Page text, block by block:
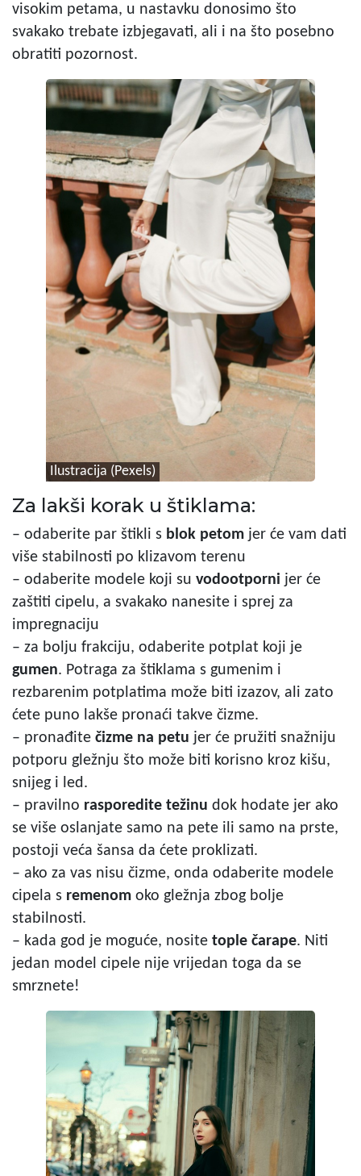
visokim petama, u nastavku donosimo što
svakako trebate izbjegavati, ali i na što posebno
obratiti pozornost.
Ilustracija (Pexels)
Za lakši korak u štiklama:
– odaberite par štikli s blok petom jer će vam dati
više stabilnosti po klizavom terenu
– odaberite modele koji su vodootporni jer će
zaštiti cipelu, a svakako nanesite i sprej za
impregnaciju
– za bolju frakciju, odaberite potplat koji je
gumen. Potraga za štiklama s gumenim i
rezbarenim potplatima može biti izazov, ali zato
ćete puno lakše pronaći takve čizme.
– pronađite čizme na petu jer će pružiti snažniju
potporu gležnju što može biti korisno kroz kišu,
snijeg i led.
– pravilno rasporedite težinu dok hodate jer ako
se više oslanjate samo na pete ili samo na prste,
postoji veća šansa da ćete proklizati.
– ako za vas nisu čizme, onda odaberite modele
cipela s remenom oko gležnja zbog bolje
stabilnosti.
– kada god je moguće, nosite tople čarape. Niti
jedan model cipele nije vrijedan toga da se
smrznete!